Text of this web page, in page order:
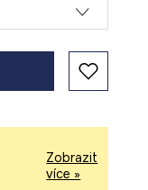
Zobrazit
více »